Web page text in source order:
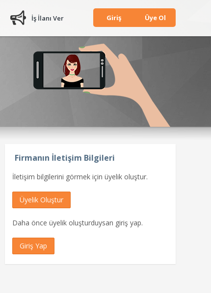
İş İlanı Ver Giriş Üye Ol
Firmanın İletişim Bilgileri
İletişim bilgilerini görmek için üyelik oluştur.
Üyelik Oluştur
Daha önce üyelik oluşturduysan giriş yap.
Giriş Yap